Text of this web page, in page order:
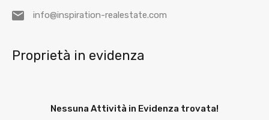
info@inspiration-realestate.com
Proprietà in evidenza
Nessuna Attività in Evidenza trovata!